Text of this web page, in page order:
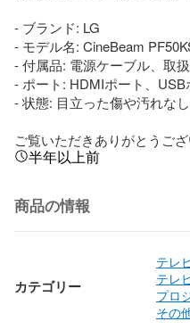
- ブランド: LG
- モデル名: CineBeam
- 付属品: 電源ケーブル、取
- ポート: HDMIポート、
- 状態: 目立った傷や汚れなし
ご覧いただきありがとうござ
半年以上前
商品の情報
カテゴリー
テレ
テレ
プロ
その